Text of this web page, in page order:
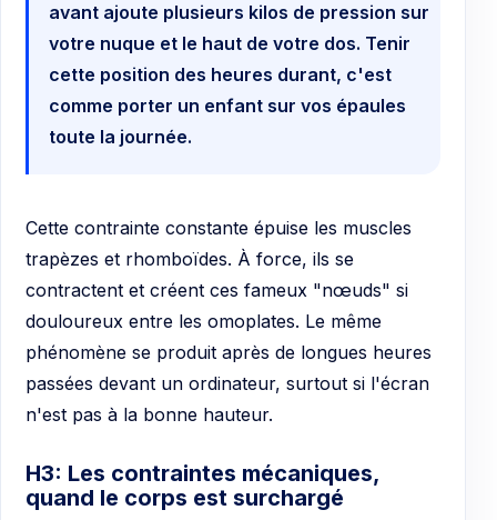
avant ajoute plusieurs kilos de pression sur
votre nuque et le haut de votre dos. Tenir
cette position des heures durant, c'est
comme porter un enfant sur vos épaules
toute la journée.
Cette contrainte constante épuise les muscles
trapèzes et rhomboïdes. À force, ils se
contractent et créent ces fameux "nœuds" si
douloureux entre les omoplates. Le même
phénomène se produit après de longues heures
passées devant un ordinateur, surtout si l'écran
n'est pas à la bonne hauteur.
H3: Les contraintes mécaniques,
quand le corps est surchargé